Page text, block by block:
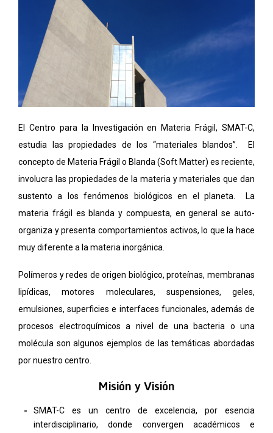
El Centro para la Investigación en Materia Frágil, SMAT-C,
estudia las propiedades de los “materiales blandos”. El
concepto de Materia Frágil o Blanda (Soft Matter) es reciente,
involucra las propiedades de la materia y materiales que dan
sustento a los fenómenos biológicos en el planeta. La
materia frágil es blanda y compuesta, en general se auto-
organiza y presenta comportamientos activos, lo que la hace
muy diferente a la materia inorgánica.
Polímeros y redes de origen biológico, proteínas, membranas
lipídicas, motores moleculares, suspensiones, geles,
emulsiones, superficies e interfaces funcionales, además de
procesos electroquímicos a nivel de una bacteria o una
molécula son algunos ejemplos de las temáticas abordadas
por nuestro centro.
Misión y Visión
SMAT-C es un centro de excelencia, por esencia
interdisciplinario, donde convergen académicos e